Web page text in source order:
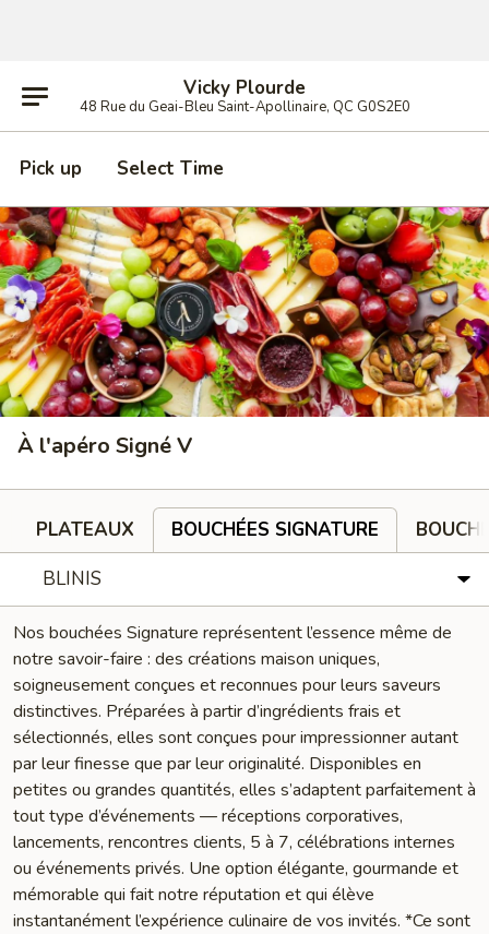
Vicky Plourde
48 Rue du Geai-Bleu Saint-Apollinaire, QC G0S2E0
Pick up Select Time
À l'apéro Signé V
PLATEAUX BOUCHÉES SIGNATURE
BLINIS
Nos bouchées Signature représentent l’essence même de
notre savoir-faire : des créations maison uniques,
soigneusement conçues et reconnues pour leurs saveurs
distinctives. Préparées à partir d’ingrédients frais et
sélectionnés, elles sont conçues pour impressionner autant
par leur finesse que par leur originalité. Disponibles en
petites ou grandes quantités, elles s’adaptent parfaitement à
tout type d’événements — réceptions corporatives,
lancements, rencontres clients, 5 à 7, célébrations internes
ou événements privés. Une option élégante, gourmande et
mémorable qui fait notre réputation et qui élève
instantanément l’expérience culinaire de vos invités. *Ce sont